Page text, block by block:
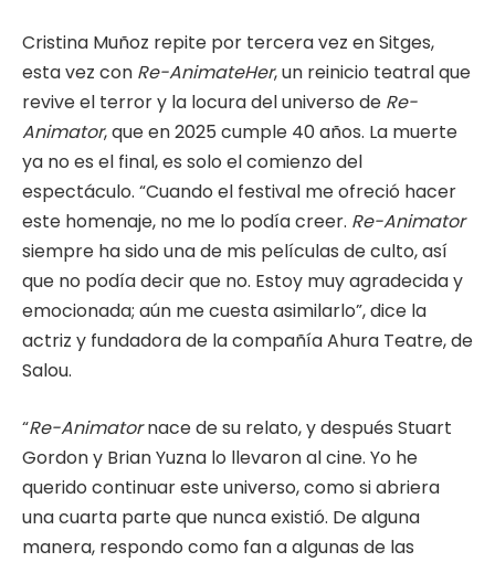
Cristina Muñoz repite por tercera vez en Sitges,
esta vez con Re-AnimateHer, un reinicio teatral que
revive el terror y la locura del universo de Re-
Animator, que en 2025 cumple 40 años. La muerte
ya no es el final, es solo el comienzo del
espectáculo. “Cuando el festival me ofreció hacer
este homenaje, no me lo podía creer. Re-Animator
siempre ha sido una de mis películas de culto, así
que no podía decir que no. Estoy muy agradecida y
emocionada; aún me cuesta asimilarlo”, dice la
actriz y fundadora de la compañía Ahura Teatre, de
Salou.
“Re-Animatornace de su relato, y después Stuart
Gordon y Brian Yuzna lo llevaron al cine. Yo he
querido continuar este universo, como si abriera
una cuarta parte que nunca existió. De alguna
manera, respondo como fan a algunas de las